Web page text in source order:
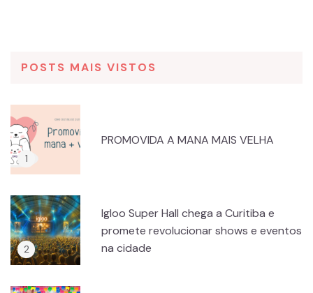
POSTS MAIS VISTOS
PROMOVIDA A MANA MAIS VELHA
Igloo Super Hall chega a Curitiba e
promete revolucionar shows e eventos
na cidade